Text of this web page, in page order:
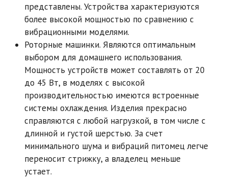
представлены. Устройства характеризуются
более высокой мощностью по сравнению с
вибрационными моделями.
Роторные машинки. Являются оптимальным
выбором для домашнего использования.
Мощность устройств может составлять от 20
до 45 Вт, в моделях с высокой
производительностью имеются встроенные
системы охлаждения. Изделия прекрасно
справляются с любой нагрузкой, в том числе с
длинной и густой шерстью. За счет
минимального шума и вибраций питомец легче
переносит стрижку, а владелец меньше
устает.